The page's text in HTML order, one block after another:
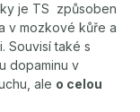
je TS způsoben
v mozkové kůře a
Souvisí také s
dopaminu v
ale o celou